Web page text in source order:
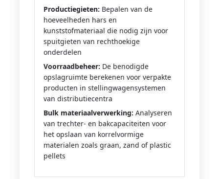
Productiegieten: Bepalen van de
hoeveelheden hars en
kunststofmateriaal die nodig zijn voor
spuitgieten van rechthoekige
onderdelen
Voorraadbeheer: De benodigde
opslagruimte berekenen voor verpakte
producten in stellingwagensystemen
van distributiecentra
Bulk materiaalverwerking: Analyseren
van trechter- en bakcapaciteiten voor
het opslaan van korrelvormige
materialen zoals graan, zand of plastic
pellets